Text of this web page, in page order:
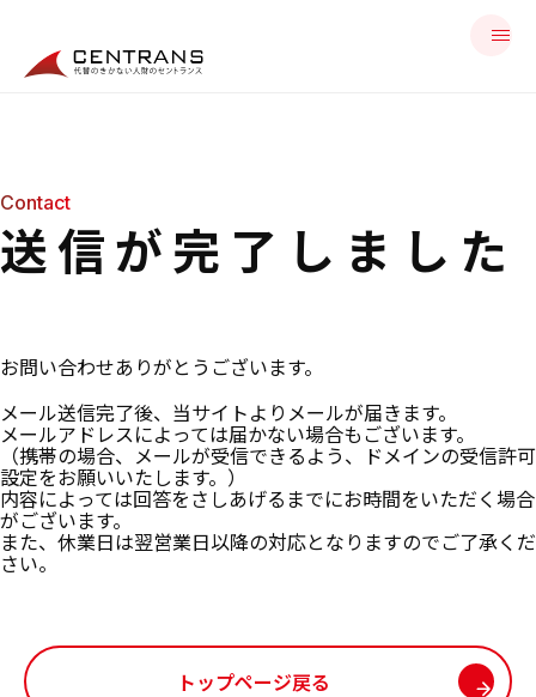
送信が完了しました
Contact
お問い合わせありがとうございます。
メール送信完了後、当サイトよりメールが届きます。
メールアドレスによっては届かない場合もございます。
（携帯の場合、メールが受信できるよう、ドメインの受信許可
設定をお願いいたします。）
内容によっては回答をさしあげるまでにお時間をいただく場合
がございます。
また、休業日は翌営業日以降の対応となりますのでご了承くだ
さい。
トップページ戻る